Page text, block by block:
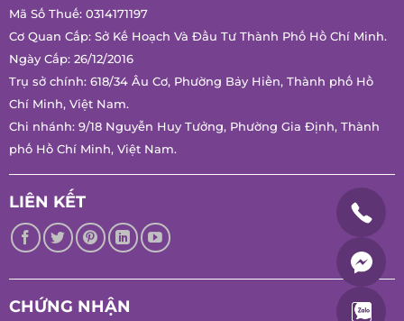
Cơ Quan Cấp: Sở Kế Hoạch Và Đầu Tư Thành Phố Hồ Chí
Minh.
Ngày Cấp: 26/12/2016
Trụ sở chính: 618/34 Âu Cơ, Phường Bảy Hiền, Thành phố Hồ
Chí Minh, Việt Nam.
Chi nhánh: 9/18 Nguyễn Huy Tưởng, Phường Gia Định, Thành
phố Hồ Chí Minh, Việt Nam.
LIÊN KẾT
CHỨNG NHẬN